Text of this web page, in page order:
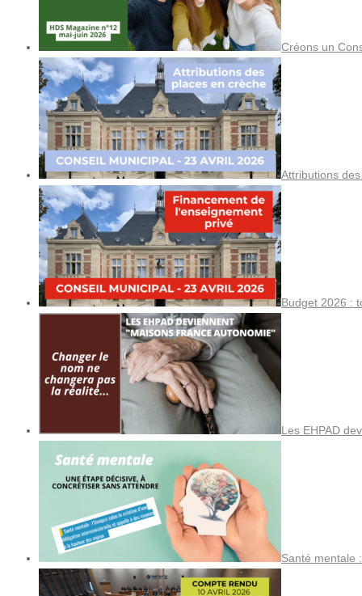
Créons un
Attributions
Budget 2026 :
Les EHPAD
Santé mentale